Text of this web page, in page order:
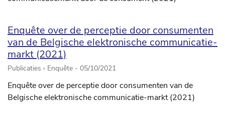
Enquête over de perceptie door consumenten
van de Belgische elektronische communicatie-
markt (2021)
Publicaties › Enquête - 05/10/2021
Enquête over de perceptie door consumenten van de
Belgische elektronische communicatie-markt (2021)